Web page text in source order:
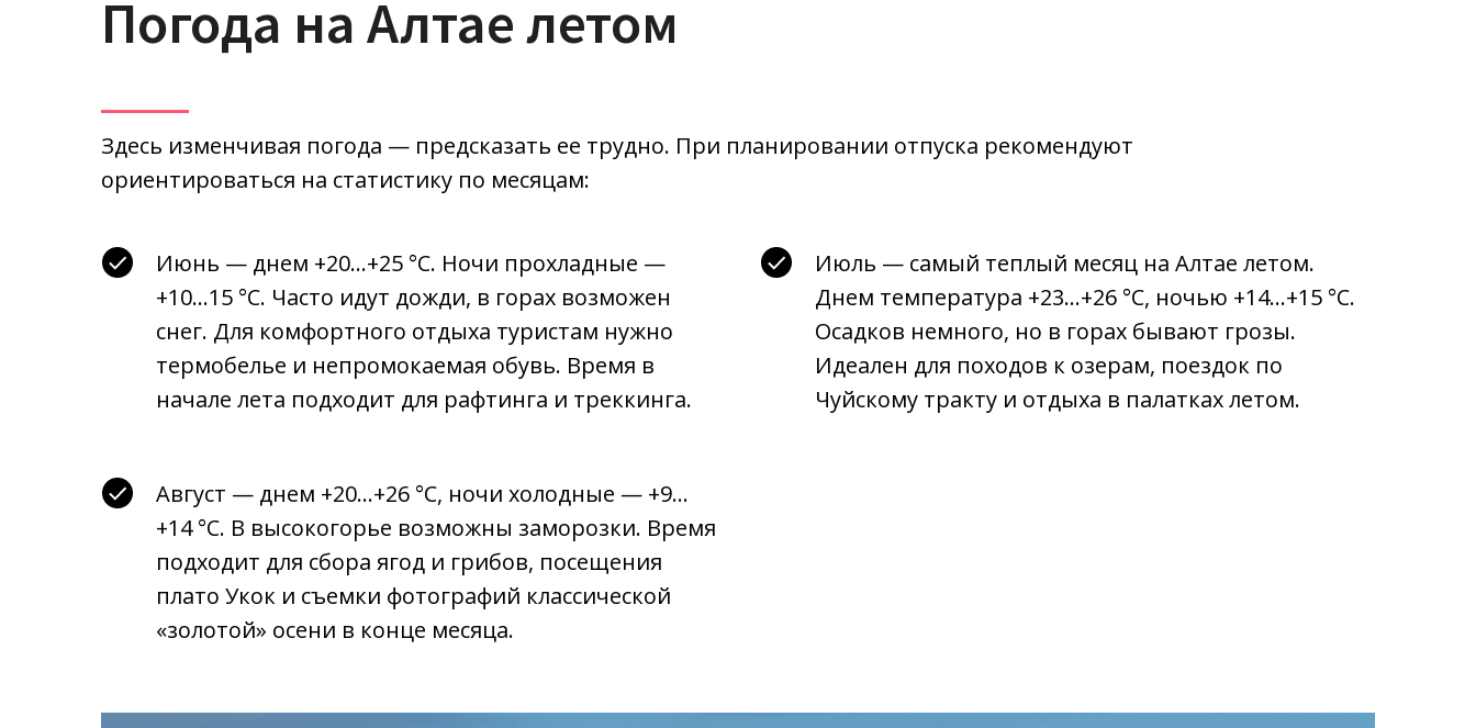
Погода на Алтае летом
Здесь изменчивая погода — предсказать ее трудно. При планировании отпуска рекомендуют
ориентироваться на статистику по месяцам:
Июнь — днем +20…+25 °C. Ночи прохладные —
+10…15 °C. Часто идут дожди, в горах возможен
снег. Для комфортного отдыха туристам нужно
термобелье и непромокаемая обувь. Время в
начале лета подходит для рафтинга и треккинга.
Июль — самый теплый месяц на Алтае летом.
Днем температура +23…+26 °C, ночью +14…+15 °C.
Осадков немного, но в горах бывают грозы.
Идеален для походов к озерам, поездок по
Чуйскому тракту и отдыха в палатках летом.
Август — днем +20…+26 °C, ночи холодные — +9…
+14 °C. В высокогорье возможны заморозки. Время
подходит для сбора ягод и грибов, посещения
плато Укок и съемки фотографий классической
«золотой» осени в конце месяца.